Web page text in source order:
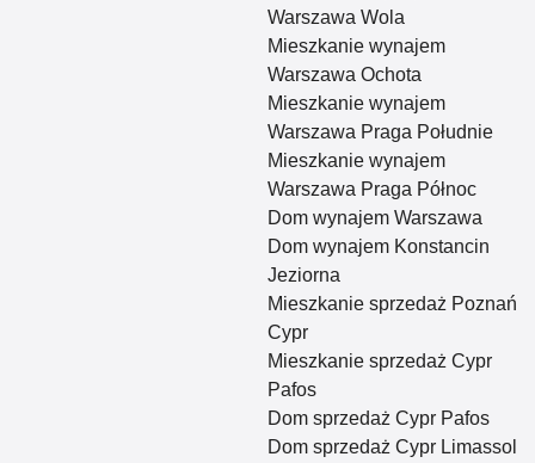
Warszawa Wola
Mieszkanie wynajem
Warszawa Ochota
Mieszkanie wynajem
Warszawa Praga Południe
Mieszkanie wynajem
Warszawa Praga Północ
Dom wynajem Warszawa
Dom wynajem Konstancin
Jeziorna
Mieszkanie sprzedaż Poznań
Cypr
Mieszkanie sprzedaż Cypr
Pafos
Dom sprzedaż Cypr Pafos
Dom sprzedaż Cypr Limassol